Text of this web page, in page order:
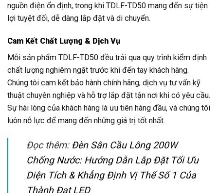
nguồn điện ổn định, trong khi TDLF-TD50 mang đến sự tiện
lợi tuyệt đối, dễ dàng lắp đặt và di chuyển.
Cam Kết Chất Lượng & Dịch Vụ
Mỗi sản phẩm TDLF-TD50 đều trải qua quy trình kiểm định
chất lượng nghiêm ngặt trước khi đến tay khách hàng.
Chúng tôi cam kết bảo hành chính hãng, dịch vụ tư vấn kỹ
thuật chuyên nghiệp và hỗ trợ lắp đặt tận nơi khi có yêu cầu.
Sự hài lòng của khách hàng là ưu tiên hàng đầu, và chúng tôi
luôn nỗ lực để mang đến những giá trị tốt nhất.
Đọc thêm: Đèn Sân Cầu Lông 200W
Chống Nước: Hướng Dẫn Lắp Đặt Tối Ưu
Diện Tích & Khẳng Định Vị Thế Số 1 Của
Thành Đạt LED